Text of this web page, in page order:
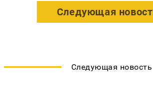
Следующая
Следующая новость